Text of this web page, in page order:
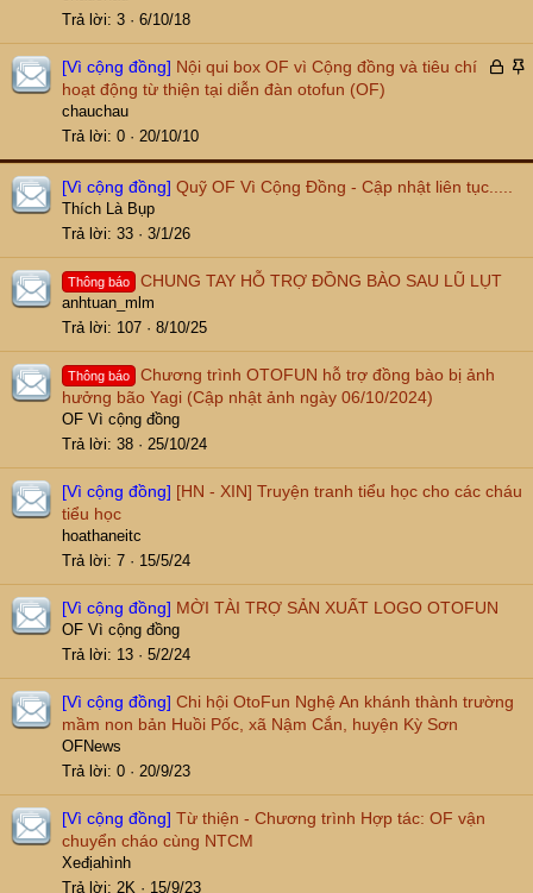
nê
Trả lời 3 6/10/18
Đ
ó
D
ê
[Vì cộng đồng] Nội qui box OF vì Cộng đồng và tiêu chí
hoạt động từ thiện tại diễn đàn otofun (OF)
chauchau
Trả lời 0 20/10/10
[Vì cộng đồng] Quỹ OF Vì Cộng Đồng - Cập nhật liên tục.....
Thích Là Bụp
Trả lời 33 3/1/26
Thông báo CHUNG TAY HỖ TRỢ ĐỒNG BÀO SAU LŨ LỤT
anhtuan_mlm
Trả lời
107 8/10/25
Thông báo
Chương trình OTOFUN hỗ trợ đồng bào bị ảnh
hưởng bão Yagi (Cập nhật ảnh ngày 06/10/2024)
OF Vì cộng đồng
Trả lời 38 25/10/24
[Vì cộng đồng] [HN - XIN] Truyện tranh tiểu học cho các cháu
tiểu học
hoathaneitc
Trả lời 7 15/5/24
[Vì cộng đồng] MỜI TÀI TRỢ SẢN XUẤT LOGO OTOFUN
OF Vì cộng đồng
Trả lời
13 5/2/24
[Vì cộng đồng] Chi hội OtoFun Nghệ An khánh thành trường
mầm non bản Huồi Pốc, xã Nậm Cắn, huyện Kỳ Sơn
OFNews
Trả lời 0 20/9/23
[Vì cộng đồng] Từ thiện - Chương trình Hợp tác: OF vận
chuyển cháo cùng NTCM
Xeđịahình
Trả lời
2K 15/9/23